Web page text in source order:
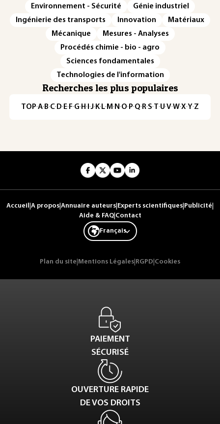
Environnement - Sécurité
Génie industriel
Ingénierie des transports
Innovation
Matériaux
Mécanique
Mesures - Analyses
Procédés chimie - bio - agro
Sciences fondamentales
Technologies de l'information
Recherches les plus populaires
TOP·A·B·C· D· E· F·G· H · ·J· K· L· M · N ·O· P·Q· R·S·T·U·V·W·X·Y·Z
Accueil A propos Annuaire auteurs Experts scientifiques Publicité
Aide & FAQ| Contact
Français
Plan du site Mentions Légales RGPD Cookies
PAIEMENT
SÉCURISÉ
OUVERTURE RAPIDE
DE VOS DROITS